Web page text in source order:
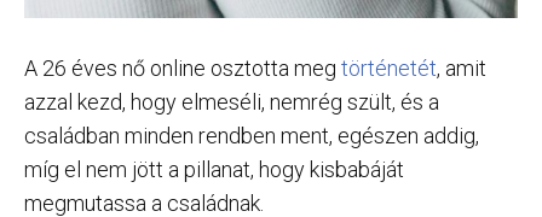
A 26 éves nő online osztotta meg történetét, amit
azzal kezd, hogy elmeséli, nemrég szült, és a
családban minden rendben ment, egészen addig,
míg el nem jött a pillanat, hogy kisbabáját
megmutassa a családnak.